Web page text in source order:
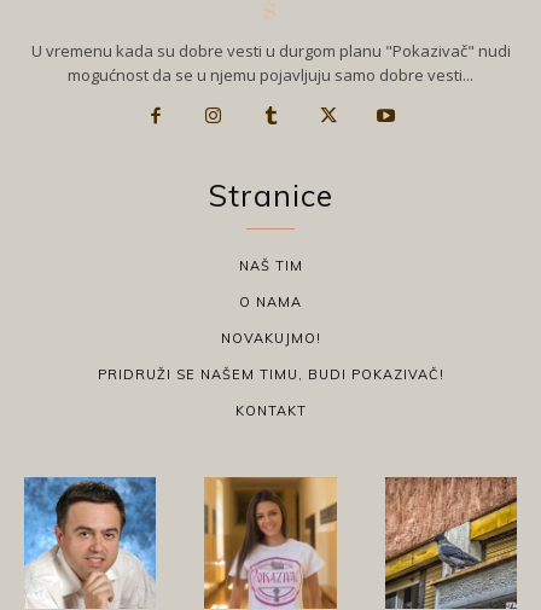
U vremenu kada su dobre vesti u durgom planu "Pokazivač" nudi
mogućnost da se u njemu pojavljuju samo dobre vesti...
Stranice
NAŠ TIM
O NAMA
NOVAKUJMO!
PRIDRUŽI SE NAŠEM TIMU, BUDI POKAZIVAČ!
KONTAKT